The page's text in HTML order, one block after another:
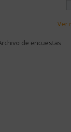
Ver
de encuestas